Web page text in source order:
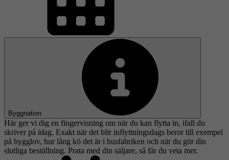
Byggnation
Här ger vi dig en fingervisning om när du kan flytta in, ifall du
skriver på idag. Exakt när det blir inflyttningsdags beror till exempel
på bygglov, hur lång kö det är i husfabriken och när du gör din
slutliga beställning. Prata med din säljare, så får du veta mer.